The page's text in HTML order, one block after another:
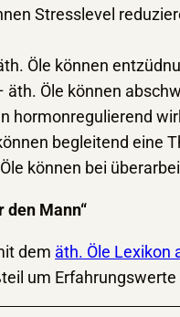
Stresslevel
Öle können
äth. Öle können
hormonregulierend
begleitend eine
können bei
den Mann“
dem äth. Öle Lexikon
um